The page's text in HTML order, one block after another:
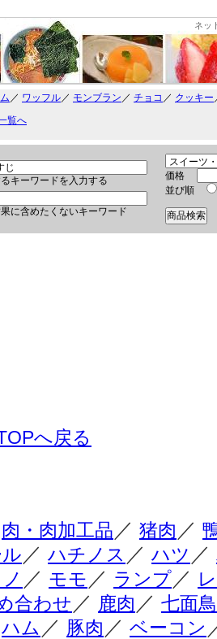
ネッ
／ ワッフル／ モンブラン ／ チョコ ／ クッキー
覧へ
キーワードを入力する
に含めたくないキーワード
価格
並び順
へ戻る
肉・肉加工品 ／ 猪肉 ／
／ ハチノス ／ ハツ ／
／ モモ ／ ランプ／
合わせ ／ 鹿肉 ／ 七面鳥
ハム ／ 豚肉 ／ ベーコン